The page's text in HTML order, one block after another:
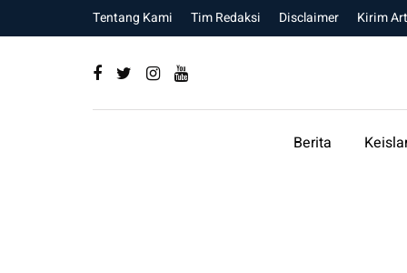
Tentang Kami Tim Redaksi Disclaimer Kirim
Berita